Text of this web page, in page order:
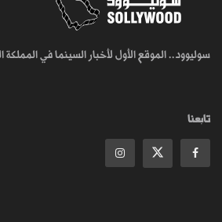
سوليوود.. الموقع الأول لأخبار السينما في المملكة
تابعنا